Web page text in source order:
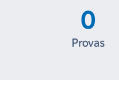
0
Provas